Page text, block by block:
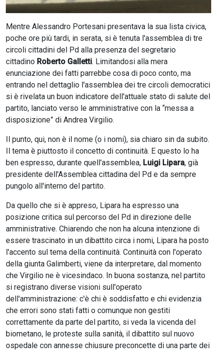
Mentre Alessandro Portesani presentava la sua lista civica,
poche ore più tardi, in serata, si è tenuta l'assemblea di tre
circoli cittadini del Pd alla presenza del segretario
cittadino Roberto Galletti. Limitandosi alla mera
enunciazione dei fatti parrebbe cosa di poco conto, ma
entrando nel dettaglio l'assemblea dei tre circoli democratici
si è rivelata un buon indicatore dell'attuale stato di salute del
partito, lanciato verso le amministrative con la “messa a
disposizione” di Andrea Virgilio.
Il punto, qui, non è il nome (o i nomi), sia chiaro sin da subito.
Il tema è piuttosto il concetto di continuità. E questo lo ha
ben espresso, durante quell'assemblea, Luigi Lipara, già
presidente dell'Assemblea cittadina del Pd e da sempre
pungolo all'interno del partito.
Da quello che si è appreso, Lipara ha espresso una
posizione critica sul percorso del Pd in direzione delle
amministrative. Chiarendo che non ha alcuna intenzione di
essere trascinato in un dibattito circa i nomi, Lipara ha posto
l'accento sul tema della continuità. Continuità con l'operato
della giunta Galimberti, viene da interpretare, dal momento
che Virgilio ne è vicesindaco. In buona sostanza, nel partito
si registrano diverse visioni sull'operato
dell'amministrazione: c'è chi è soddisfatto e chi evidenzia
che errori sono stati fatti o comunque non gestiti
correttamente da parte del partito, si veda la vicenda del
biometano, le proteste sulla sanità, il dibattito sul nuovo
ospedale con annesse chiusure preconcette di una parte dei